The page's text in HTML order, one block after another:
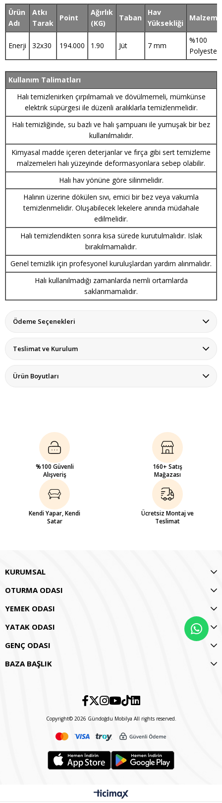
Ürün
Adı
Atkı
Tarak
Point
Ağırlık
(KG)
Taban
Hav
Yüksekliği
Malzeme
Enerji 32x30 194.000 1.90 Jüt 7 mm
%100
Polyester
Kullanım Talimatları
Halı temizlenirken çırpılmamalı ve dövülmemeli, mümkünse
elektrik süpürgesi ile düzenli aralıklarla temizlenmelidir.
Halı temizliğinde, su bazlı ve halı şampuanı ile yumuşak bir bez
kullanılmalıdır.
Kimyasal madde içeren deterjanlar ve fırça gibi sert temizleme
malzemeleri halı yüzeyinde deformasyonlara sebep olabilir.
Halı hav yönüne göre silinmelidir.
Halının üzerine dökülen sıvı, emici bir bez veya vakumla
temizlenmelidir. Oluşabilecek lekelere anında müdahale
edilmelidir.
Halı temizlendikten sonra kısa sürede kurutulmalıdır. Islak
bırakılmamalıdır.
Genel temizlik için profesyonel kuruluşlardan yardım alınmalıdır.
Halı kullanılmadığı zamanlarda nemli ortamlarda
saklanmamalıdır.
Ödeme Seçenekleri
Teslimat ve Kurulum
Ürün Boyutları
%100 Güvenli
Alışveriş
160+ Satış
Mağazası
Kendi Yapar, Kendi
Satar
Ücretsiz Montaj ve
Teslimat
KURUMSAL
OTURMA ODASI
YEMEK ODASI
YATAK ODASI
GENÇ ODASI
BAZA BAŞLIK
Copyright© 2026 Gündoğdu Mobilya All rights reserved.